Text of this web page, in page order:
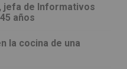
jefa de Informativos
años
la cocina de una